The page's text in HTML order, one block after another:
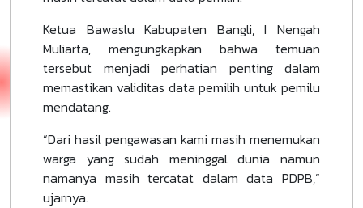
Ketua Bawaslu Kabupaten Bangli, I Nengah
Muliarta, mengungkapkan bahwa temuan
tersebut menjadi perhatian penting dalam
memastikan validitas data pemilih untuk pemilu
mendatang.
“Dari hasil pengawasan kami masih menemukan
warga yang sudah meninggal dunia namun
namanya masih tercatat dalam data PDPB,”
ujarnya.